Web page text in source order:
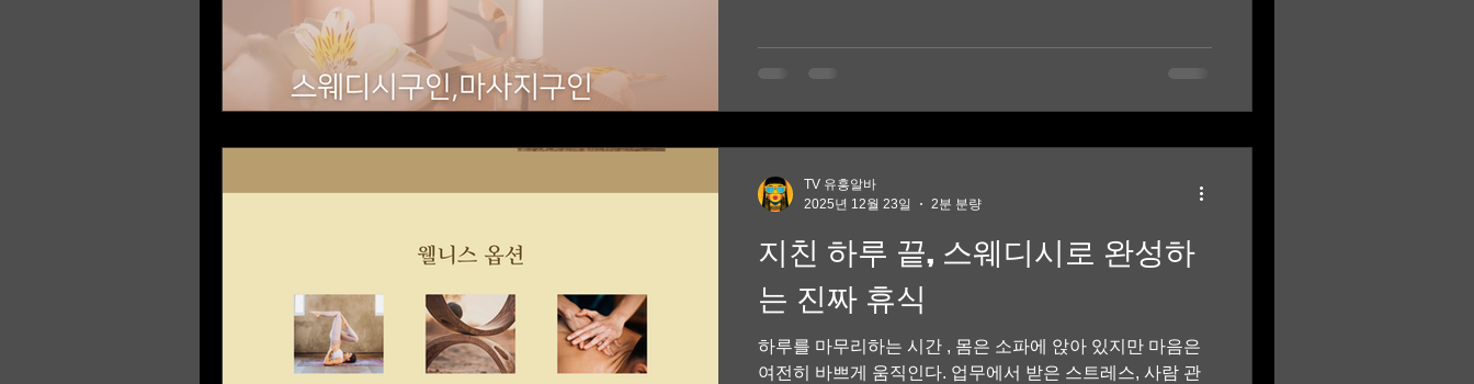
준에서 스웨디시알바와 유흥알바는 성향이 분명히 나뉩니
다. 스웨디시알바·유흥알바 스웨디시알바·유흥알바 추천 이
유 (여성·투잡 기준) 스웨디시알바는 근무 루틴이 정해져 있
이 적습니다. 퇴근 후 짧은 시간 근무 가능 관리 타임 기준
동보다 관리 중심 구조 그래서 직장인, 대학생, 프리랜서 등
지친 하루 끝, 스웨디시로 완성하
는 진짜 휴식
하루를 마무리하는 시간 , 몸은 소파에 앉아 있지만 마음은
여전히 바쁘게 움직인다. 업무에서 받은 스트레스, 사람 관
TV 유흥알바
2025년 12월 23일
2분 분량